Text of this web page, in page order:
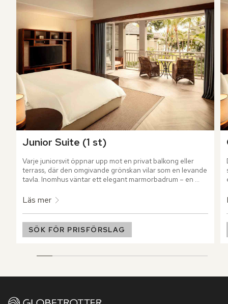
Junior Suite (1 st)
Varje juniorsvit öppnar upp mot en privat balkong eller
terrass, där den omgivande grönskan vilar som en levande
tavla. Inomhus väntar ett elegant marmorbadrum – en
Läs mer
SÖK FÖR PRISFÖRSLAG